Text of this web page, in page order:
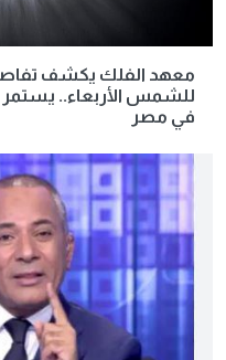
معهد الفلك يكشف
في مصر